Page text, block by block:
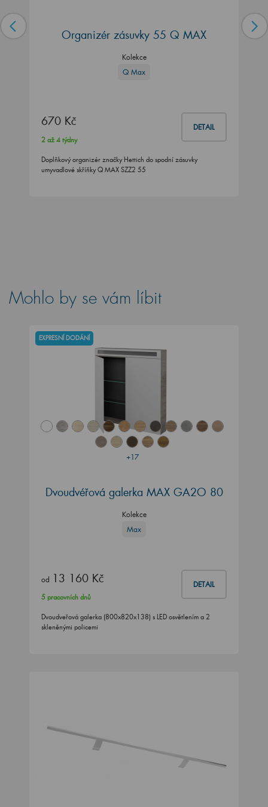
Organizér zásuvky 55 Q MAX
Kolekce
Q Max
670 Kč DETAIL
2 až 4 týdny
Doplňkový organizér značky Hettich do spodní zásuvky
umyvadlové skříňky Q MAX SZZ2 55
Mohlo by se vám líbit
+17
EXPRESNÍ DODÁNÍ
Dvoudvéřová galerka MAX GA2O 80
Kolekce
Max
od 13 160 Kč DETAIL
5 pracovních dnů
Dvoudveřová galerka (800x820x138) s LED osvětlením a 2
skleněnými policemi